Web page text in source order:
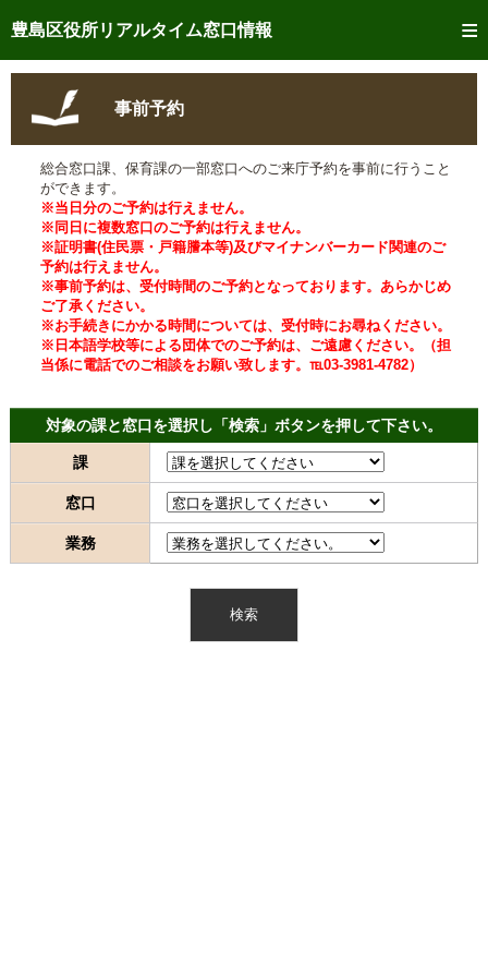
豊島区役所リアルタイム窓口情報
トップページへ
ご利用方法
事前予約
予約状況確認
リアルタイム窓口混雑状況
リアルタイム交付状況確認
メール通知登録
混雑予想カレンダー
事前予約
総合窓口課、保育課の一部窓口へのご来庁予約を事前に行うこと
ができます。
※当日分のご予約は行えません。
※同日に複数窓口のご予約は行えません。
※証明書(住民票・戸籍謄本等)及びマイナンバーカード関連のご
予約は行えません。
※事前予約は、受付時間のご予約となっております。あらかじめ
ご了承ください。
※お手続きにかかる時間については、受付時にお尋ねください。
※日本語学校等による団体でのご予約は、ご遠慮ください。（担
当係に電話でのご相談をお願い致します。℡03-3981-4782）
対象の課と窓口を選択し「検索」ボタンを押して下さい。
課
窓口
業務